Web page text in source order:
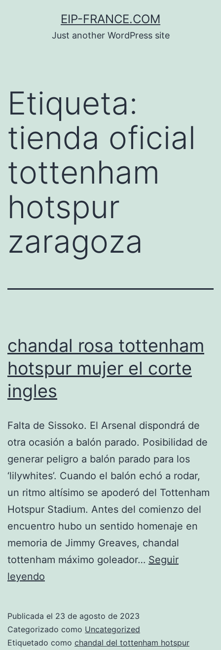
EIP-FRANCE.COM
Just another WordPress site
Etiqueta:
tienda oficial
tottenham
hotspur
zaragoza
chandal rosa tottenham
hotspur mujer el corte
ingles
Falta de Sissoko. El Arsenal dispondrá de
otra ocasión a balón parado. Posibilidad de
generar peligro a balón parado para los
‘lilywhites’. Cuando el balón echó a rodar,
un ritmo altísimo se apoderó del Tottenham
Hotspur Stadium. Antes del comienzo del
encuentro hubo un sentido homenaje en
memoria de Jimmy Greaves, chandal
tottenham máximo goleador… Seguir
leyendo
hotspur
mujer
Publicada el 23 de agosto de 2023
Categorizado como Uncategorized
Etiquetado como chandal del tottenham hotspur